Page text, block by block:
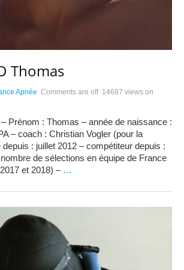
Thomas
Apnée Comments are off 14687 views on
Prénom : Thomas – année de naissance :
– coach : Christian Vogler (pour la
: juillet 2012 – compétiteur depuis :
de sélections en équipe de France
et 2018) – …